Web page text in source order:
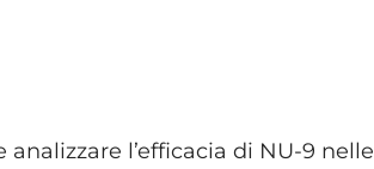
l’efficacia di NU-9 nelle